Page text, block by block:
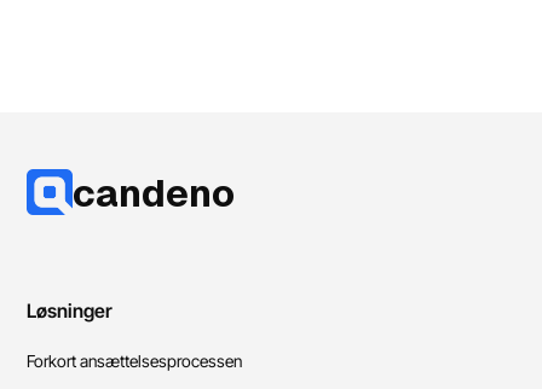
candeno
Løsninger
Forkort ansættelsesprocessen